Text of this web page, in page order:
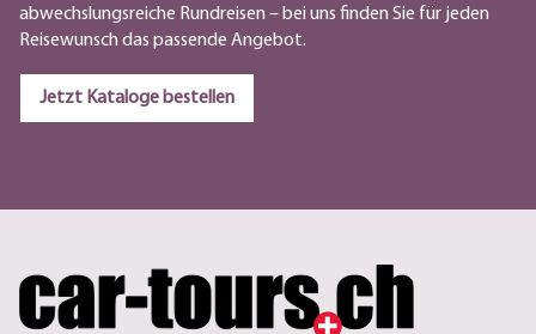
abwechslungsreiche Rundreisen – bei uns finden Sie für jeden
Reisewunsch das passende Angebot.
Jetzt Kataloge bestellen